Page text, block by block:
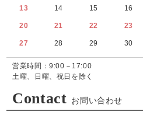
13 14 15 16
20 21 22 23
27 28 29 30
営業時間：9:00－17:00
土曜、日曜、祝日を除く
Contact お問い合わせ